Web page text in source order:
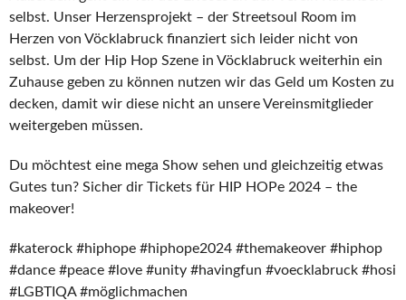
selbst. Unser Herzensprojekt – der Streetsoul Room im
Herzen von Vöcklabruck finanziert sich leider nicht von
selbst. Um der Hip Hop Szene in Vöcklabruck weiterhin ein
Zuhause geben zu können nutzen wir das Geld um Kosten zu
decken, damit wir diese nicht an unsere Vereinsmitglieder
weitergeben müssen.
Du möchtest eine mega Show sehen und gleichzeitig etwas
Gutes tun? Sicher dir Tickets für HIP HOPe 2024 – the
makeover!
#katerock #hiphope #hiphope2024 #themakeover #hiphop
#dance #peace #love #unity #havingfun #voecklabruck #hosi
#LGBTIQA #möglichmachen